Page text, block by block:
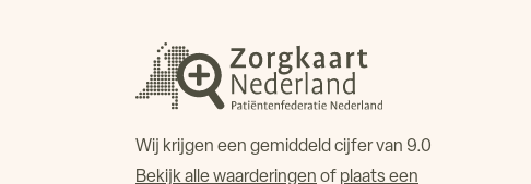
Wij krijgen een gemiddeld cijfer van 9.0
Bekijk alle waarderingen of plaats een